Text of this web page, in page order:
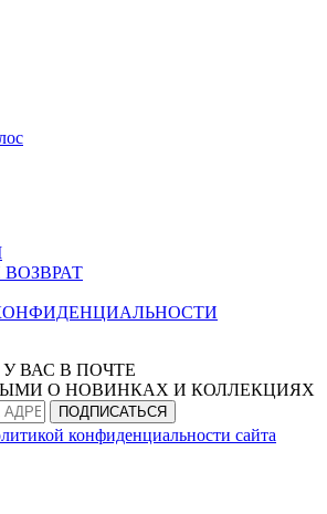
ВАС В ПОЧТЕ
О НОВИНКАХ И КОЛЛЕКЦИЯХ
конфиденциальности сайта